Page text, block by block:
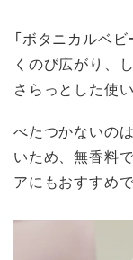
「ボタニカルベ
くのび広がり、
さらっとした使い
べたつかないの
いため、無香料
アにもおすすめで